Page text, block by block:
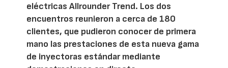
eléctricas Allrounder Trend. Los dos
encuentros reunieron a cerca de 180
clientes, que pudieron conocer de primera
mano las prestaciones de esta nueva gama
de inyectoras estándar mediante